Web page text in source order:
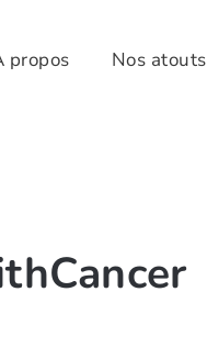
propos Nos atouts